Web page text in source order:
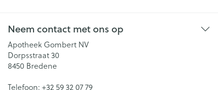
Neem contact met ons op
Apotheek Gombert NV
Dorpsstraat 30
8450 Bredene
Telefoon: +32 59 32 07 79